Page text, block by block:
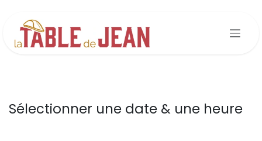
Sélectionner une date & une heure